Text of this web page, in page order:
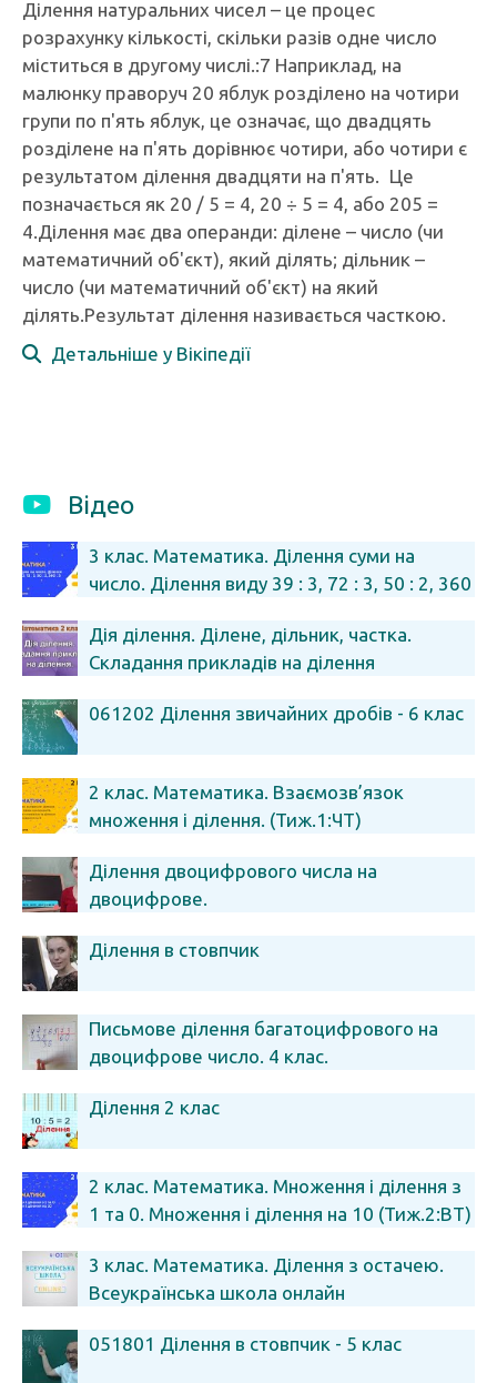
Ділення натуральних чисел – це процес
розрахунку кількості, скільки разів одне число
міститься в другому числі.:7 Наприклад, на
малюнку праворуч 20 яблук розділено на чотири
групи по п'ять яблук, це означає, що двадцять
розділене на п'ять дорівнює чотири, або чотири є
результатом ділення двадцяти на п'ять. Це
позначається як 20 / 5 = 4, 20 ÷ 5 = 4, або 205 =
4.Ділення має два операнди: ділене – число (чи
математичний об'єкт), який ділять; дільник –
число (чи математичний об'єкт) на який
ділять.Результат ділення називається часткою.
Детальніше у Вікіпедії
Відео
3 клас. Математика. Ділення суми на
число. Ділення виду 39 : 3, 72 : 3, 50 : 2, 360
Дія ділення. Ділене, дільник, частка.
Складання прикладів на ділення
061202 Ділення звичайних дробів - 6 клас
2 клас. Математика. Взаємозв’язок
множення і ділення. (Тиж.1:ЧТ)
Ділення двоцифрового числа на
двоцифрове.
Ділення в стовпчик
Письмове ділення багатоцифрового на
двоцифрове число. 4 клас.
Ділення 2 клас
2 клас. Математика. Множення і ділення з
1 та 0. Множення і ділення на 10 (Тиж.2:ВТ)
3 клас. Математика. Ділення з остачею.
Всеукраїнська школа онлайн
051801 Ділення в стовпчик - 5 клас